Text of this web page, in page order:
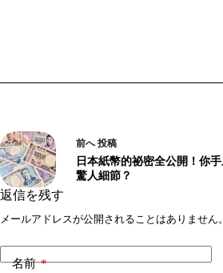
前へ投稿
日本紙幣的祕密全公開！你
驚人細節？
返信を残す
メールアドレスが公開されることはありません。
名前*